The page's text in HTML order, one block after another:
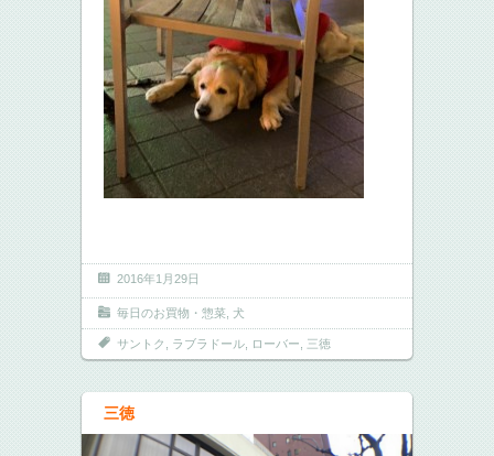
2016年1月29日
毎日のお買物・惣菜 犬
サントク ラブラドール ローバー 三徳
三徳